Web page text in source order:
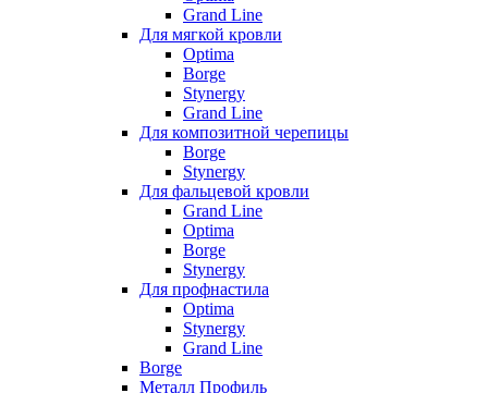
Grand Line
Для мягкой кровли
Optima
Borge
Stynergy
Grand Line
Для композитной черепицы
Borge
Stynergy
Для фальцевой кровли
Grand Line
Optima
Borge
Stynergy
Для профнастила
Optima
Stynergy
Grand Line
Borge
Металл Профиль